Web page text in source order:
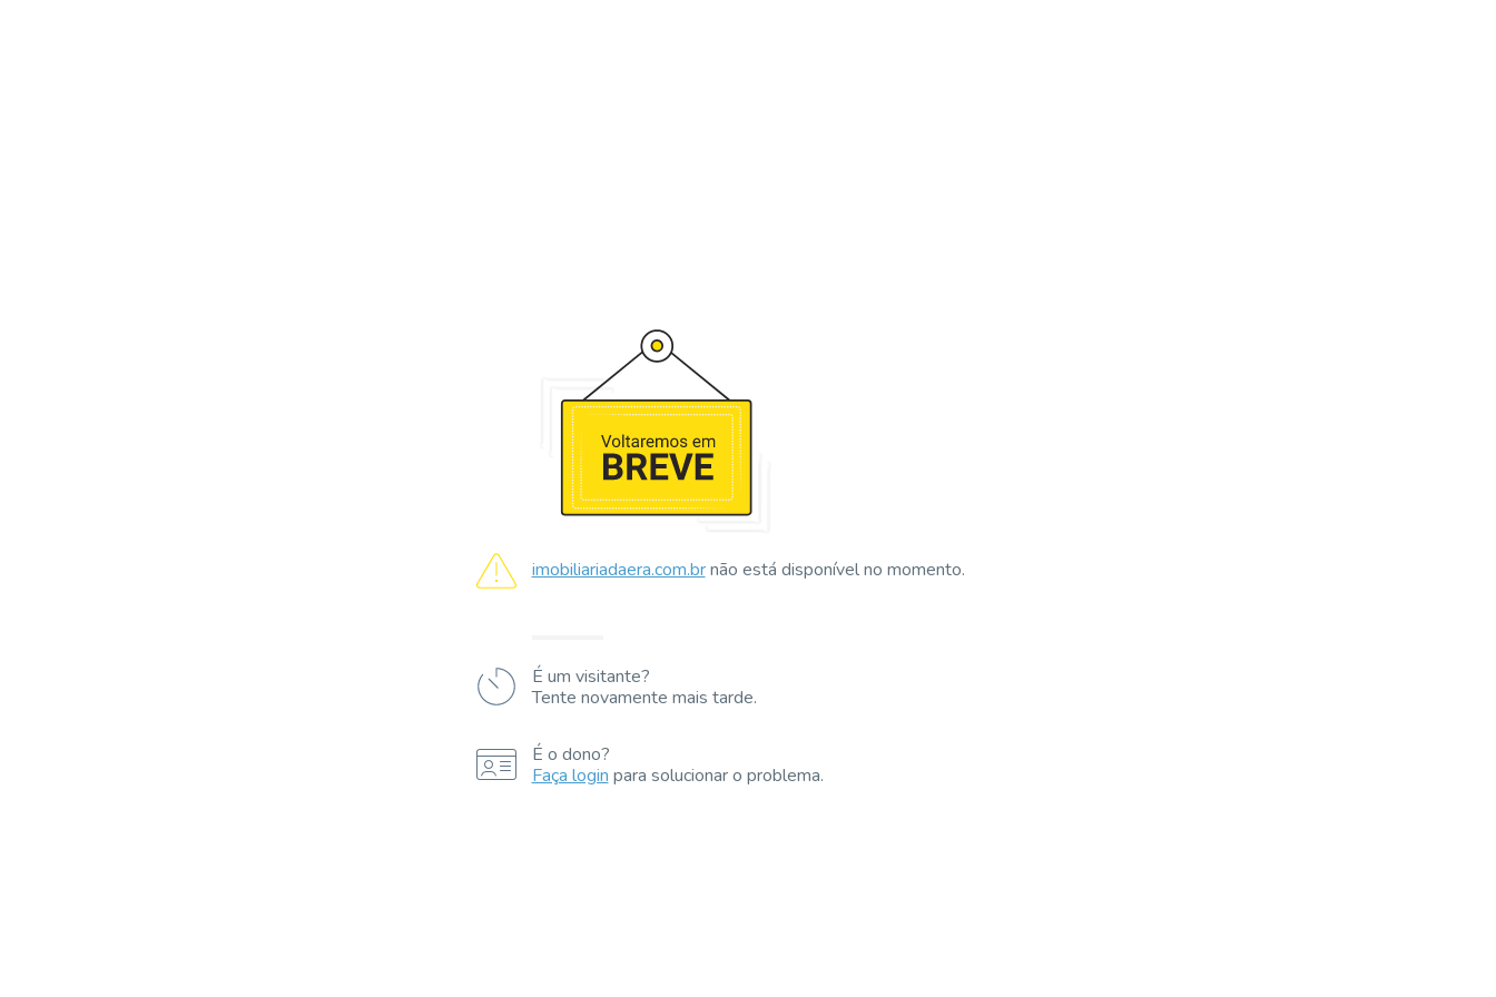
imobiliariadaera.com.brnão está disponível no momento.
É um visitante?
Tente novamente mais tarde.
É o dono?
Faça login para solucionar o problema.